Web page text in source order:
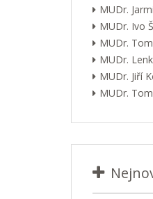
MUDr.
MUDr. Ivo
MUDr.
MUDr.
MUDr. Jiří
MUDr.